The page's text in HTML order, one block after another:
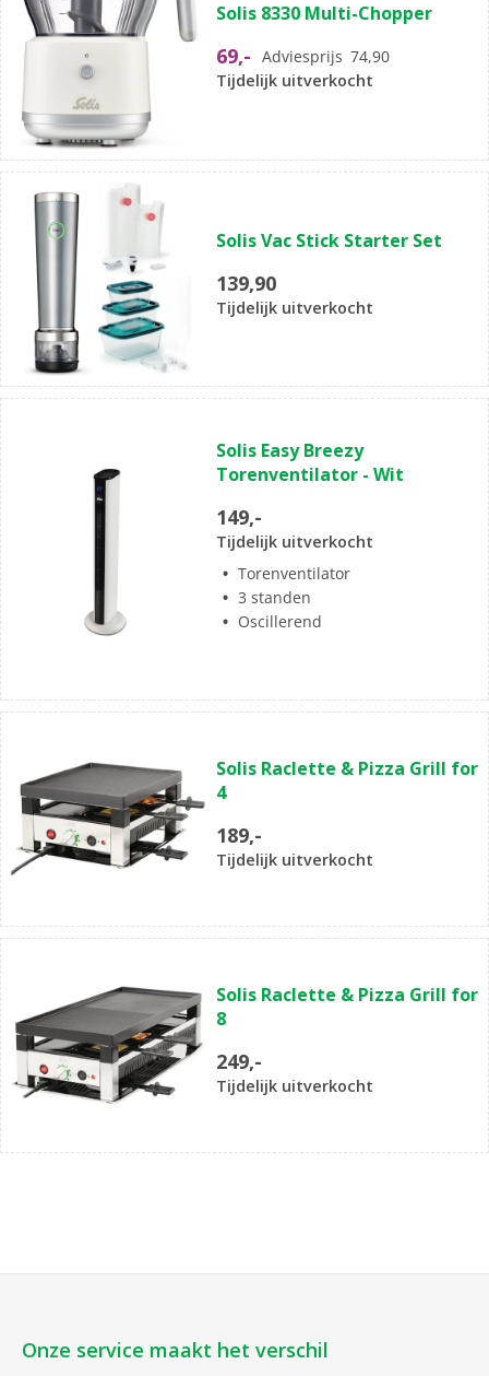
Solis 8330 Multi-Chopper
69,- Adviesprijs 74,90
Tijdelijk uitverkocht
Solis Vac Stick Starter Set
139,90
Tijdelijk uitverkocht
Solis Easy Breezy
Torenventilator - Wit
149,-
Tijdelijk uitverkocht
Torenventilator
3 standen
Oscillerend
Solis Raclette & Pizza Grill for
4
189,-
Tijdelijk uitverkocht
Solis Raclette & Pizza Grill for
8
249,-
Tijdelijk uitverkocht
Onze service maakt het verschil